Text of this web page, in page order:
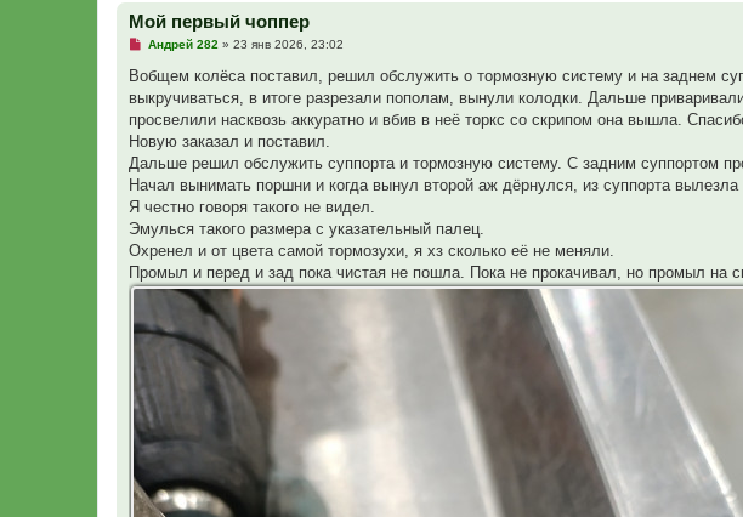
Мой первый чоппер
Н
п
о
ч
т
а
н
о
с
о
о
б
щ
и
Андрей 282 » 23 янв 2026, 23:02
Вобщем колёса поставил, решил обслужить о тормозную систему и на заднем
выкручиваться, в итоге разрезали пополам, вынули колодки. Дальше
просвелили насквозь аккуратно и вбив в неё торкс со скрипом она вышла.
Новую заказал и поставил.
Дальше решил обслужить суппорта и тормозную систему. С задним суппортом
Начал вынимать поршни и когда вынул второй аж дёрнулся, из суппорта вылезла
Я честно говоря такого не видел.
Эмулься такого размера с указательный палец.
Охренел и от цвета самой тормозухи, я хз сколько её не меняли.
Промыл и перед и зад пока чистая не пошла. Пока не прокачивал, но промыл на